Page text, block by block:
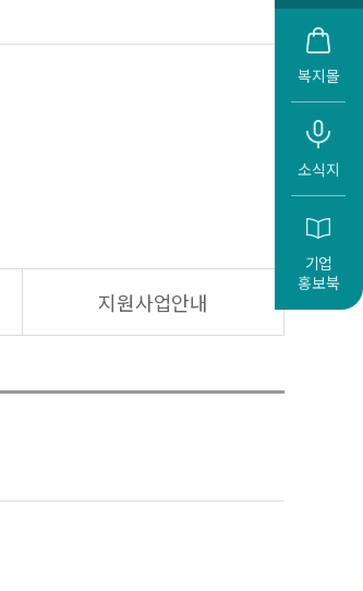
지원사업안내
복지몰
소식지
기업
홍보북